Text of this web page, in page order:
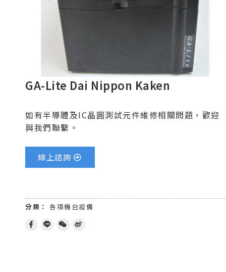
GA-Lite Dai Nippon Kaken
如有半導體及IC晶圓測試元件維修相關問題，歡迎
與我們聯繫。
線上諮詢
分類： 各項機台設備